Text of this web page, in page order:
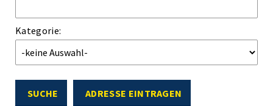
Kategorie:
SUCHE ADRESSE EINTRAGEN